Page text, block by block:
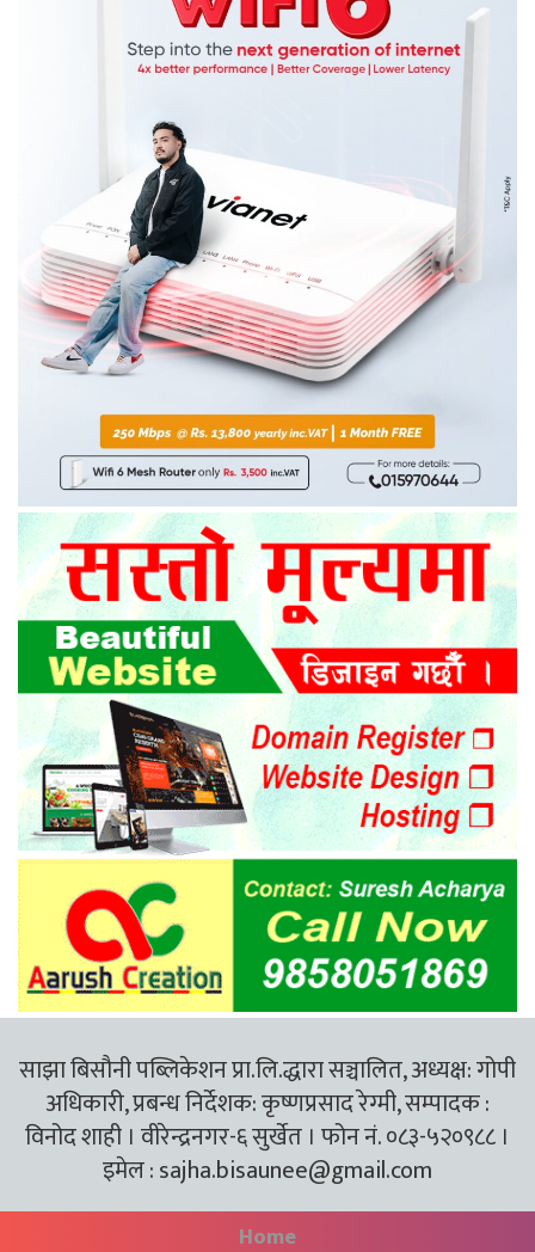
साझा बिसौनी पब्लिकेशन प्रा.लि.द्धारा सञ्चालित, अध्यक्ष: गोपी
अधिकारी, प्रबन्ध निर्देशक: कृष्णप्रसाद रेग्मी, सम्पादक :
विनोद शाही । वीरेन्द्रनगर-६ सुर्खेत । फोन नं. ०८३-५२०९८८ ।
इमेल :sajha.bisaunee@gmail.com
Home